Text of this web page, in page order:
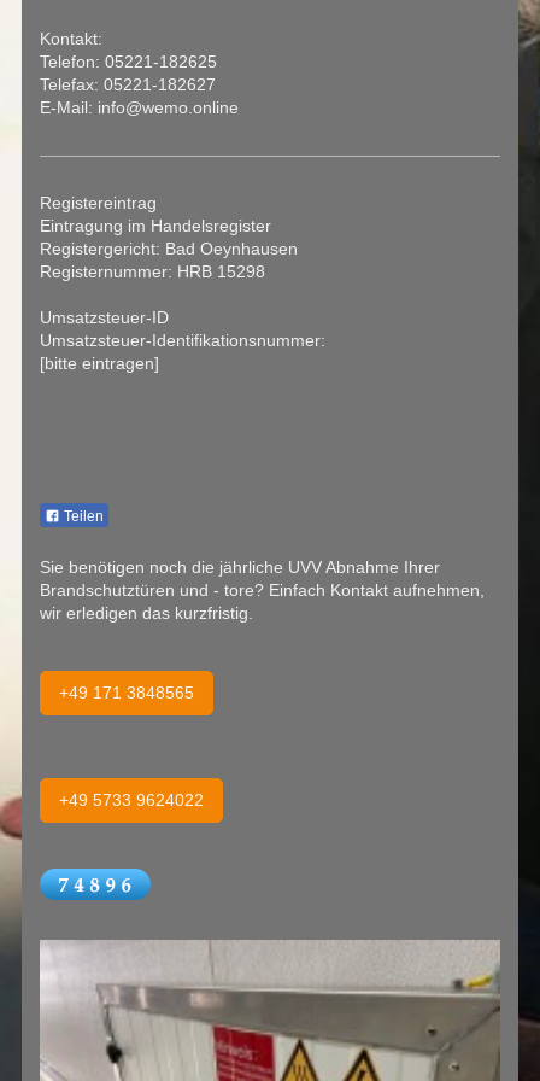
Kontakt:
Telefon: 05221-182625
Telefax: 05221-182627
E-Mail: info@wemo.online
Registereintrag
Eintragung im Handelsregister
Registergericht: Bad Oeynhausen
Registernummer: HRB 15298
Umsatzsteuer-ID
Umsatzsteuer-Identifikationsnummer:
[bitte eintragen]
Teilen
Sie benötigen noch die jährliche UVV Abnahme Ihrer
Brandschutztüren und - tore? Einfach Kontakt aufnehmen,
wir erledigen das kurzfristig.
+49 171 3848565
+49 5733 9624022